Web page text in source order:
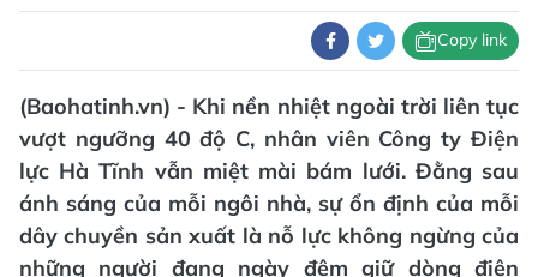
Copy link
(Baohatinh.vn) - Khi nền nhiệt ngoài trời liên tục
vượt ngưỡng 40 độ C, nhân viên Công ty Điện
lực Hà Tĩnh vẫn miệt mài bám lưới. Đằng sau
ánh sáng của mỗi ngôi nhà, sự ổn định của mỗi
dây chuyền sản xuất là nỗ lực không ngừng của
những người đang ngày đêm giữ dòng điện